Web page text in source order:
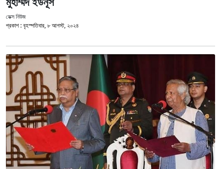
ডেক্স নিউজ
প্রকাশ :বৃহস্পতিবার, ৮ আগস্ট, ২০২৪